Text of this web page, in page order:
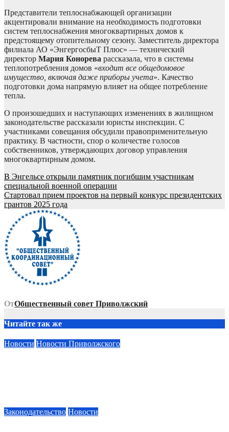
Представители теплоснабжающей организации
акцентировали внимание на необходимость подготовки
систем теплоснабжения многоквартирных домов к
предстоящему отопительному сезону. Заместитель директора
филиала АО «ЭнгергосбыТ Плюс» — технический
директор Мария Конорева рассказала, что в системы
теплопотребления домов «входит все общедомовое
имущество, включая даже приборы учета». Качество
подготовки дома напрямую влияет на общее потребление
тепла.
О произошедших и наступающих изменениях в жилищном
законодательстве рассказали юристы инспекции. С
участниками совещания обсудили правоприменительную
практику. В частности, спор о количестве голосов
собственников, утверждающих договор управления
многоквартирным домом.
Навигация
по
записям
В Энгельсе открыли памятник погибшим участникам
специальной военной операции
Стартовал прием проектов на первый конкурс президентских
грантов 2025 года
ОтОбщественный совет Приволжский
Читайте так же
Новости Новости Приволжского
Законодательство Новости